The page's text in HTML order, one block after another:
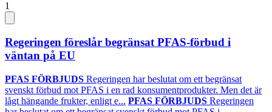
1
Regeringen föreslår begränsat PFAS-förbud i
väntan på EU
PFAS FÖRBJUDS Regeringen har beslutat om ett begränsat
svenskt förbud mot PFAS i en rad konsumentprodukter. Men det är
lågt hängande frukter, enligt e... PFAS FÖRBJUDS Regeringen